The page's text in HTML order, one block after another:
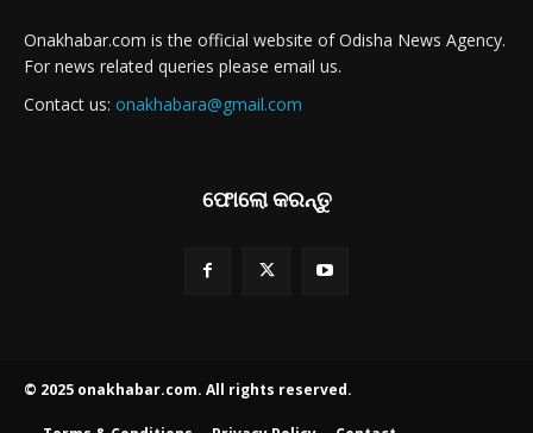
Onakhabar.com is the official website of Odisha News Agency.
For news related queries please email us.
Contact us: onakhabara@gmail.com
ଫୋଲୋ କରନ୍ତୁ
© 2025 onakhabar.com. All rights reserved.